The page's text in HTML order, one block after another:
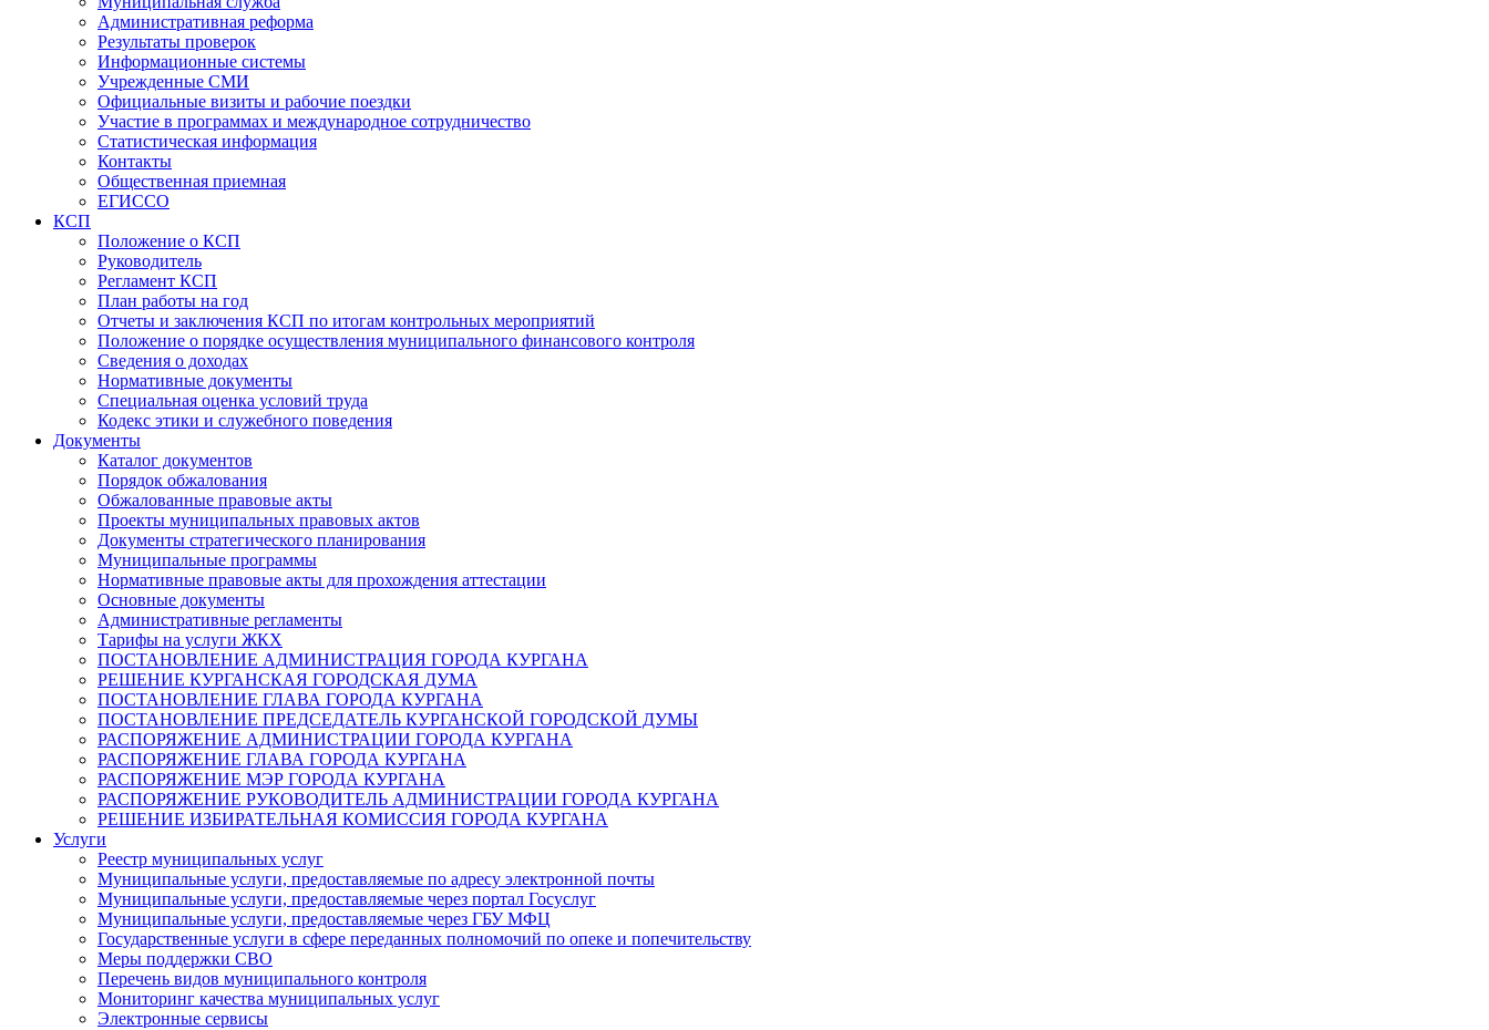
Административная реформа
Результаты проверок
Информационные системы
Учрежденные СМИ
Официальные визиты и рабочие поездки
Участие в программах и международное сотрудничество
Статистическая информация
Контакты
Общественная приемная
ЕГИССО
КСП
Положение о КСП
Руководитель
Регламент КСП
План работы на год
Отчеты и заключения КСП по итогам контрольных мероприятий
Положение о порядке осуществления муниципального финансового контроля
Сведения о доходах
Нормативные документы
Специальная оценка условий труда
Кодекс этики и служебного поведения
Документы
Каталог документов
Порядок обжалования
Обжалованные правовые акты
Проекты муниципальных правовых актов
Документы стратегического планирования
Муниципальные программы
Нормативные правовые акты для прохождения аттестации
Основные документы
Административные регламенты
Тарифы на услуги ЖКХ
ПОСТАНОВЛЕНИЕ АДМИНИСТРАЦИЯ ГОРОДА КУРГАНА
РЕШЕНИЕ КУРГАНСКАЯ ГОРОДСКАЯ ДУМА
ПОСТАНОВЛЕНИЕ ГЛАВА ГОРОДА КУРГАНА
ПОСТАНОВЛЕНИЕ ПРЕДСЕДАТЕЛЬ КУРГАНСКОЙ ГОРОДСКОЙ ДУМЫ
РАСПОРЯЖЕНИЕ АДМИНИСТРАЦИИ ГОРОДА КУРГАНА
РАСПОРЯЖЕНИЕ ГЛАВА ГОРОДА КУРГАНА
РАСПОРЯЖЕНИЕ МЭР ГОРОДА КУРГАНА
РАСПОРЯЖЕНИЕ РУКОВОДИТЕЛЬ АДМИНИСТРАЦИИ ГОРОДА КУРГАНА
РЕШЕНИЕ ИЗБИРАТЕЛЬНАЯ КОМИССИЯ ГОРОДА КУРГАНА
Услуги
Реестр муниципальных услуг
Муниципальные услуги, предоставляемые по адресу электронной почты
Муниципальные услуги, предоставляемые через портал Госуслуг
Муниципальные услуги, предоставляемые через ГБУ МФЦ
Государственные услуги в сфере переданных полномочий по опеке и попечительству
Меры поддержки СВО
Перечень видов муниципального контроля
Мониторинг качества муниципальных услуг
Электронные сервисы